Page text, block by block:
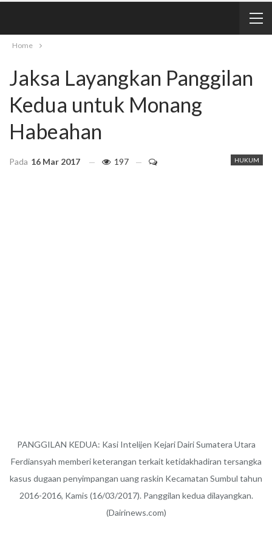
Home
Jaksa Layangkan Panggilan
Kedua untuk Monang
Habeahan
HUKUM
Pada 16 Mar 2017 197
PANGGILAN KEDUA: Kasi Intelijen Kejari Dairi Sumatera Utara
Ferdiansyah memberi keterangan terkait ketidakhadiran tersangka
kasus dugaan penyimpangan uang raskin Kecamatan Sumbul tahun
2016-2016, Kamis (16/03/2017). Panggilan kedua dilayangkan.
(Dairinews.com)